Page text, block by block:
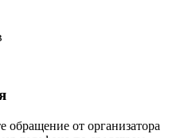
от организатора